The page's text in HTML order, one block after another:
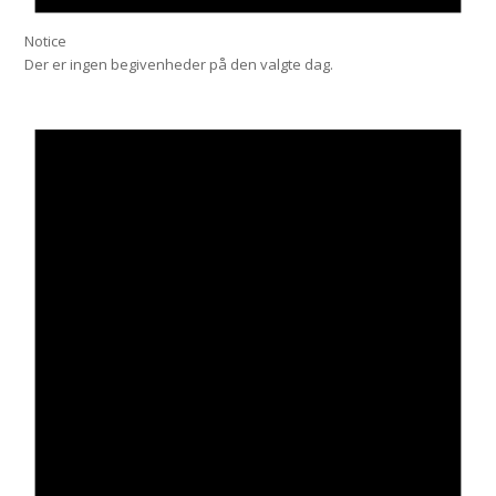
Notice
Der er ingen begivenheder på den valgte dag.